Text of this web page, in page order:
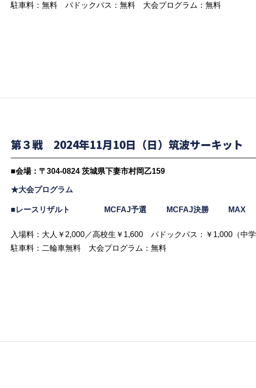
駐車料：無料 パドックパス：無料 大会プログラム：無料
第３戦 2024年11月10日（日）筑波サーキット
■会場：〒304-0824 茨城県下妻市村岡乙159
★大会プログラム
■レースリザルト MCFAJ予選 MCFAJ決勝 MAX
入場料：大人￥2,000／高校生￥1,600 パドックパス：￥1,000（中
駐車料：二輪車無料 大会プログラム：無料